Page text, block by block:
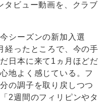
タビュー動画を、クラブ
シーズンの新加入選
経ったところで、今の手
日本に来て1ヵ月ほどだ
地よく感じている。フ
の調子を取り戻しつつ
2週間のフィリピンやタ